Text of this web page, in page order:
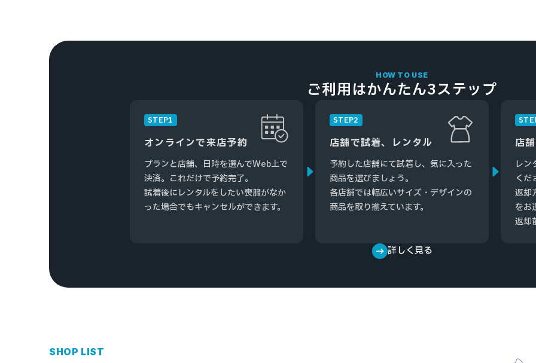
HOW TO USE
ご利用はかんたん3ステップ
STEP1
オンラインで来店予約
プランと店舗、日時を選んでWeb上で
決済。これだけで予約完了。
試着後にレンタルをしたい喪服がなか
った場合でもキャンセルができます。
STEP2
店舗で試着、レンタル
予約した店舗にて試着し、気に入った
商品を選びましょう。
各店舗では幅広いサイズ・デザインの
商品を取り揃えています。
店
レン
くだ
返却
をお
返却
詳しく見る
SHOP LIST